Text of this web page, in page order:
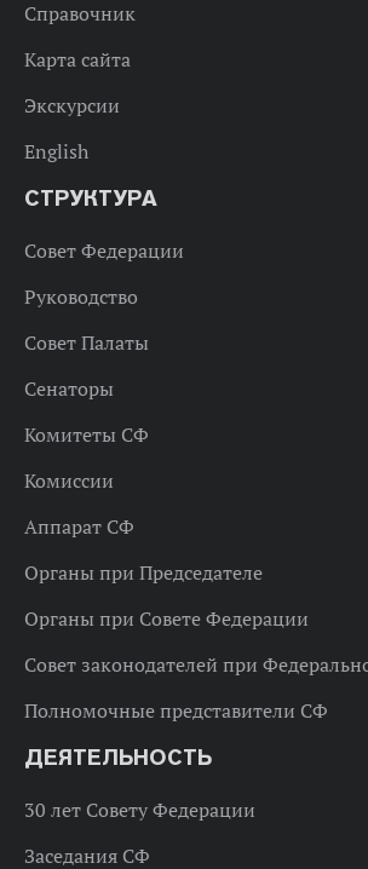
Справочник
Карта сайта
Экскурсии
English
СТРУКТУРА
Совет Федерации
Руководство
Совет Палаты
Сенаторы
Комитеты СФ
Комиссии
Аппарат СФ
Органы при Председателе
Органы при Совете Федерации
Совет законодателей при
Полномочные представители СФ
ДЕЯТЕЛЬНОСТЬ
30 лет Совету Федерации
Заседания СФ